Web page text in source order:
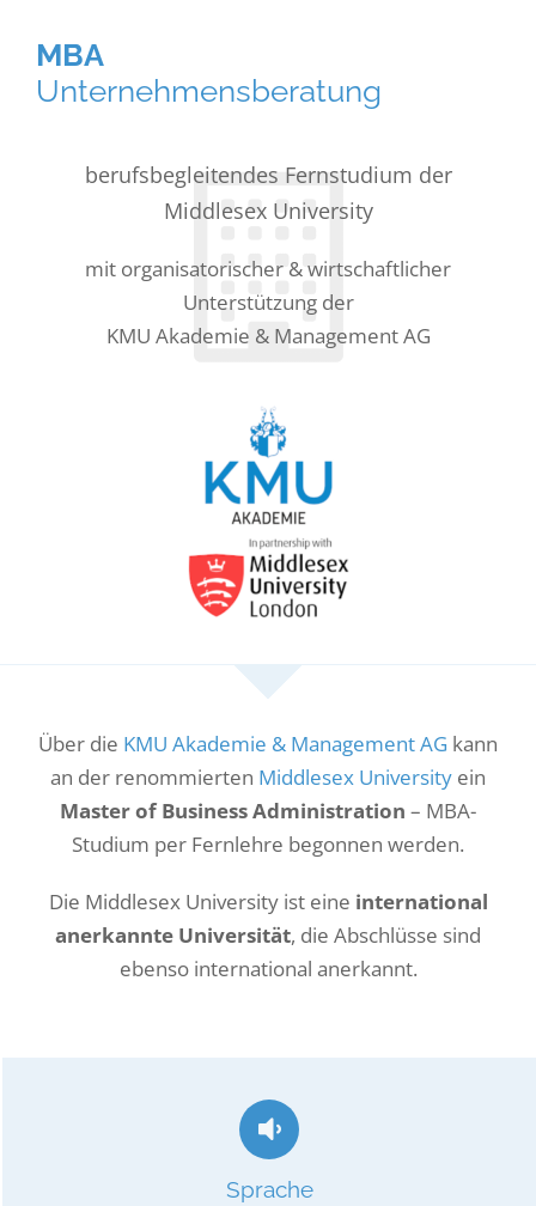
MBA
Unternehmens­beratung
berufsbegleitendes Fernstudium der
Middlesex University
mit organisatorischer & wirtschaftlicher
Unterstützung der
KMU Akademie & Management AG
Über die KMU Akademie & Management AG kann
an der renommierten Middlesex University ein
Master of Business Administration – MBA-
Studium per Fernlehre begonnen werden.
Die Middlesex University ist eine international
anerkannte Universität, die Abschlüsse sind
ebenso international anerkannt.
Sprache